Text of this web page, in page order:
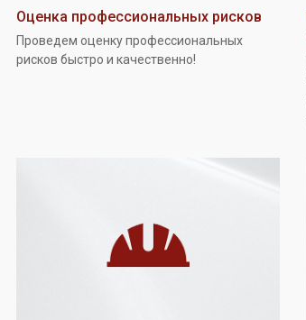
Оценка профессиональных рисков
Проведем оценку профессиональных
рисков быстро и качественно!